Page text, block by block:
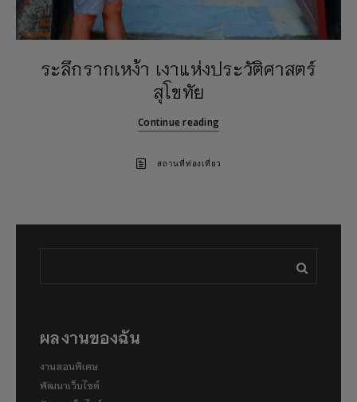
ระลึกรากเหง้า เงาแห่งประวัติศาสตร์
สุโขทัย
Continue reading
สถานที่ท่องเที่ยว
ผลงานของฉัน
งานสอนพิเศษ
พัฒนาเว็บไซต์